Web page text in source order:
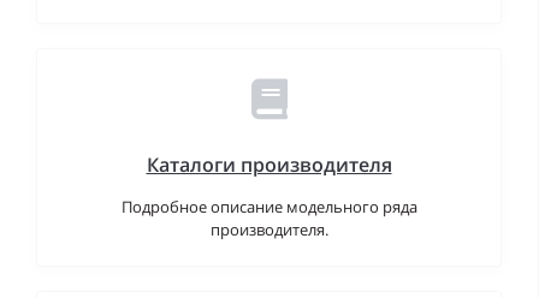
Каталоги производителя
Подробное описание модельного ряда
производителя.